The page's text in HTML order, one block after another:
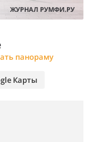
ЖУРНАЛ РУМФИ.РУ
панораму
Карты